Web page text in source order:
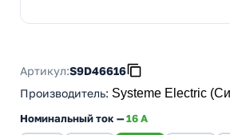
Артикул:S9D46616
Производитель: Systeme Electric
Номинальный ток —16 А